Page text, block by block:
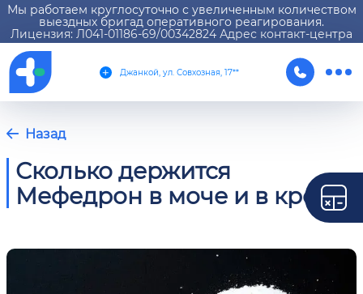
Мы работаем круглосуточно с увеличенным количеством
выездных бригад оперативного реагирования.
Лицензия: Л041-01186-69/00342824 Адрес контакт-центра
Джанкой, ул. Совхозная, 17**
Назад
Сколько держится
Мефедрон в моче и в крови